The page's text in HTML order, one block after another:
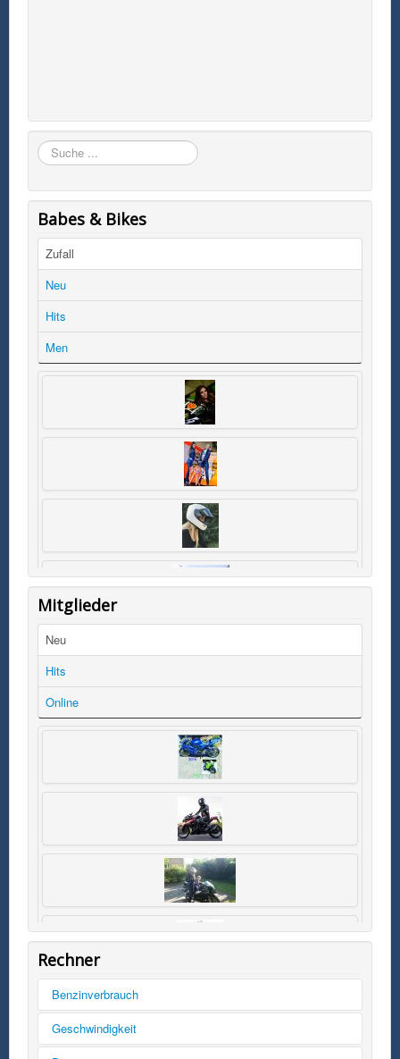
Suchen
Babes & Bikes
Zufall
Neu
Hits
Men
Mitglieder
Neu
Hits
Online
Rechner
Benzinverbrauch
Tankinhalt
Geschwindigkeit